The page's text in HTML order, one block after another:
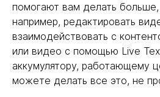
помогают вам делать больше,
например, редактировать
взаимодействовать с
или видео с помощью Live
аккумулятору, работающему
можете делать все это, не